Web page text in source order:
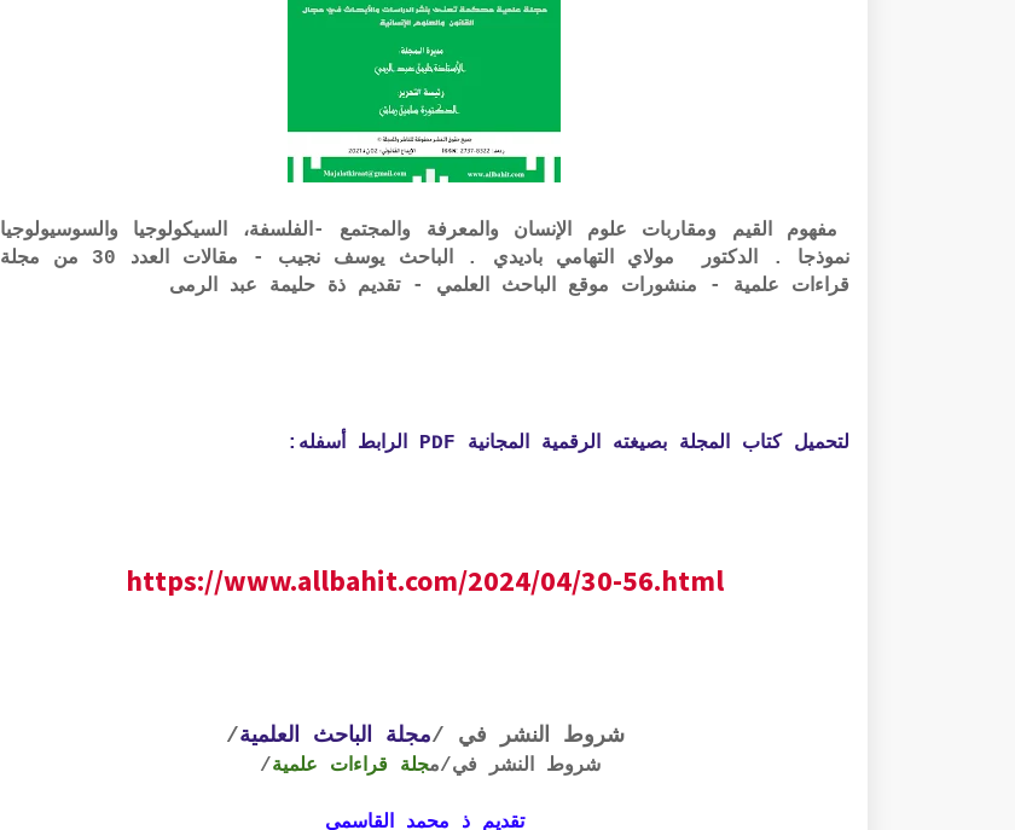
مفهوم القيم ومقاربات علوم الإنسان والمعرفة والمجتمع -الفلسفة، السيكولوجيا والسوسيولوجيا
نموذجا . الدكتور مولاي التهامي باديدي . الباحث يوسف نجيب - مقالات العدد 30 من مجلة
قراءات علمية - منشورات موقع الباحث العلمي - تقديم ذة حليمة عبد الرمى
لتحميل كتاب المجلة بصيغته الرقمية المجانية PDF الرابط أسفله:
https://www.allbahit.com/2024/04/30-56.html
شروط النشر في /مجلة الباحث العلمية/
شروط النشر في/مجلة قراءات علمية/
تقديم ذ محمد القاسمي